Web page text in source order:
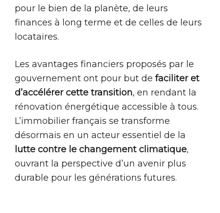
pour le bien de la planète, de leurs
finances à long terme et de celles de leurs
locataires.
Les avantages financiers proposés par le
gouvernement ont pour but de faciliter et
d’accélérer cette transition, en rendant la
rénovation énergétique accessible à tous.
L’immobilier français se transforme
désormais en un acteur essentiel de la
lutte contre le changement climatique,
ouvrant la perspective d’un avenir plus
durable pour les générations futures.